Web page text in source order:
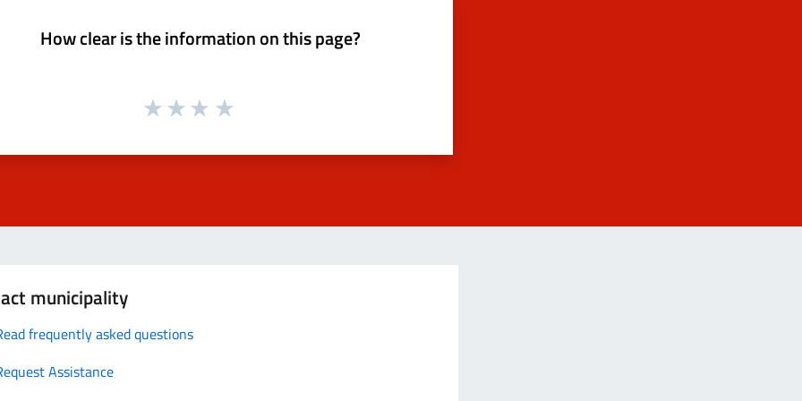
How clear is the information on this page?
municipality
frequently asked questions
Assistance